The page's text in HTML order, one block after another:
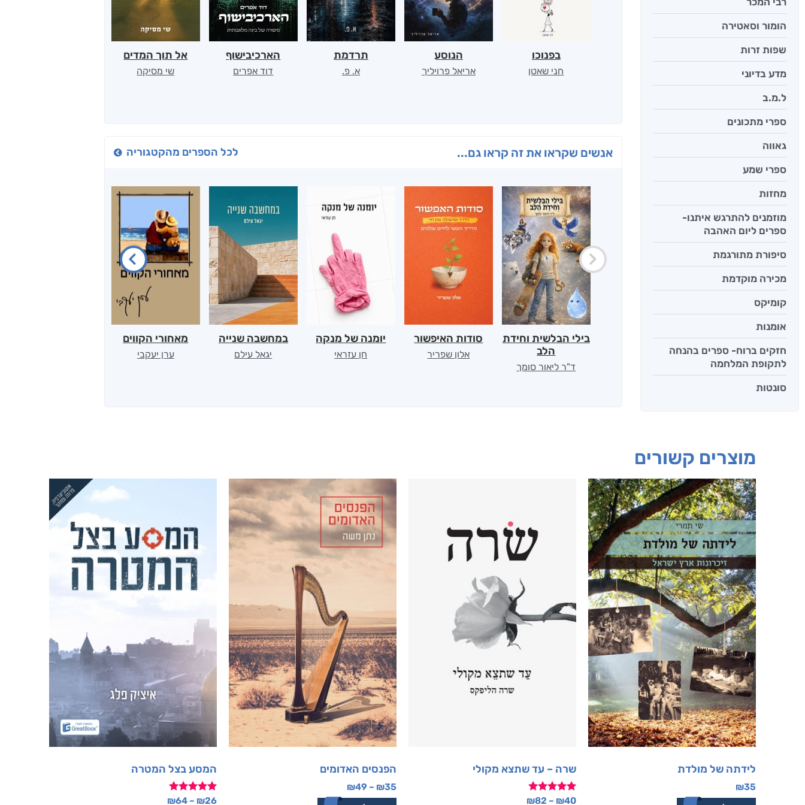
הומור וסאטירה
שפות זרות
מדע בדיוני
ל.מ.ב
ספרי מתכונים
גאווה
ספרי שמע
מחזות
מוזמנים להתרגש איתנו-
ספרים ליום האהבה
סיפורת מתורגמת
מכירה מוקדמת
קומיקס
אומנות
חזקים ברוח- ספרים בהנחה
לתקופת המלחמה
סונטות
בפנוכו
חני שאטן
הנוסע
אריאל פרויליך
תרדמת
א. פ.
הארכיבישוף
דוד אפרים
אל תוך המדים
שי מסיקה
אנשים שקראו את זה קראו גם... לכל הספרים מהקטגוריה
בילי הבלשית וחידת
הלב
ד"ר ליאור סומך
סודות האיפשור
אלון שפריר
יומנה של מנקה
חן עזראי
במחשבה שנייה
יגאל עילם
מאחורי הקווים
ערן יעקבי
מוצרים קשורים
לידתה של מולדת
₪35
שרה – עד שתצא מקולי
דורג₪40
–
₪82
הפנסים האדומים
₪35
–
₪49
המסע בצל המטרה
דורג₪26
–
₪64